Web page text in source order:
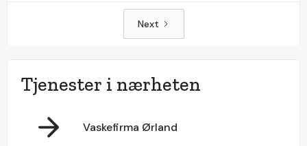
Next
Tjenester i nærheten
Vaskefirma Ørland